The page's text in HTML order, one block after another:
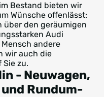
Bestand bieten wir
Wünsche offenlässt:
über den geräumigen
Audi
andere
wir auch die
zu.
- Neuwagen,
Rundum-